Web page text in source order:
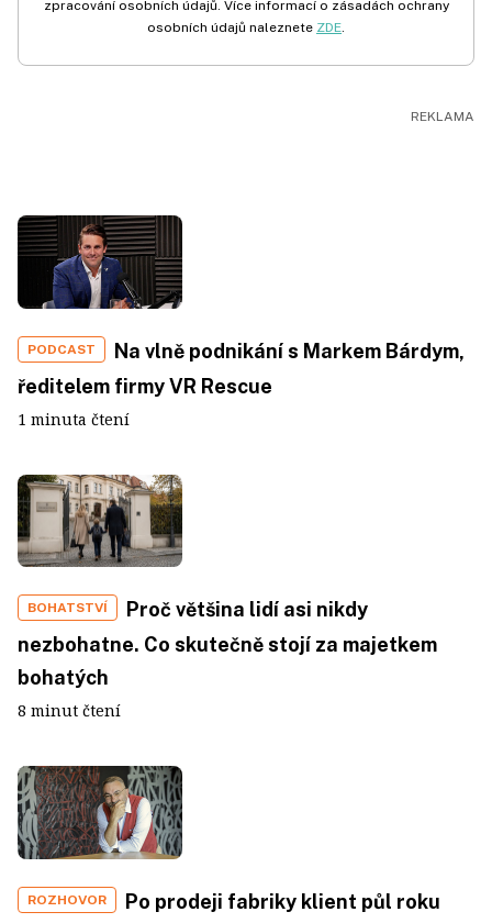
zpracování osobních údajů. Více informací o zásadách ochrany
osobních údajů naleznete ZDE.
PODCAST
Na vlně podnikání s Markem Bárdym,
ředitelem firmy VR Rescue
1 minuta čtení
BOHATSTVÍ
Proč většina lidí asi nikdy
nezbohatne. Co skutečně stojí za majetkem
bohatých
8 minut čtení
ROZHOVOR
Po prodeji fabriky klient půl roku